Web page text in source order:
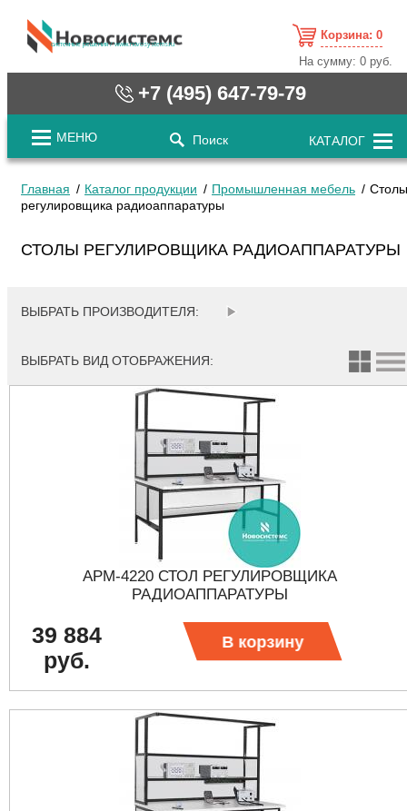
cистемные решения / www.novosystems.ru
Корзина: 0
На сумму:0 руб.
+7 (495) 647-79-79
МЕНЮ Поиск КАТАЛОГ
Главная Каталог продукции Промышленная мебель
Столы
регулировщика радиоаппаратуры
СТОЛЫ РЕГУЛИРОВЩИКА РАДИОАППАРАТУРЫ
ВЫБРАТЬ ПРОИЗВОДИТЕЛЯ:
ВЫБРАТЬ ВИД ОТОБРАЖЕНИЯ:
АРМ-4220 СТОЛ РЕГУЛИРОВЩИКА
РАДИОАППАРАТУРЫ
39 884
руб.
В корзину